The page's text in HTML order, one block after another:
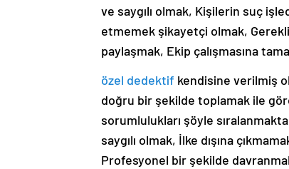
ve saygılı olmak, Kişilerin suç
etmemek şikayetçi olmak,
paylaşmak, Ekip çalışmasına
özel dedektif kendisine verilmiş
doğru bir şekilde toplamak ile
sorumlulukları şöyle
saygılı olmak, İlke dışına
Profesyonel bir şekilde